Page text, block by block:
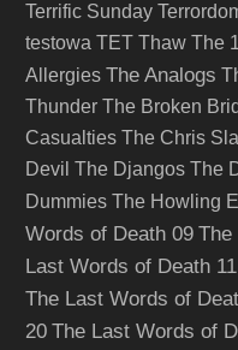
Terrific Sunday
testowa TET Thaw The
Allergies The Analogs
Thunder The Broken
Casualties The Chris
Devil The Djangos The
Dummies The Howling
Words of Death 09 The
Last Words of Death 11
The Last Words of
20 The Last Words of